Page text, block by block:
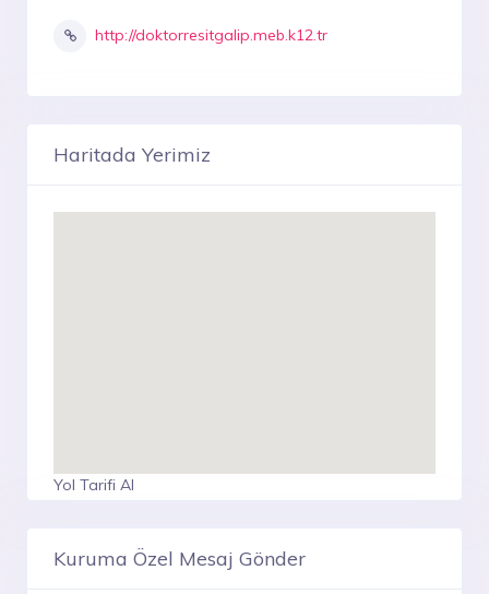
http://doktorresitgalip.meb.k12.tr
Haritada Yerimiz
Yol Tarifi Al
Kuruma Özel Mesaj Gönder